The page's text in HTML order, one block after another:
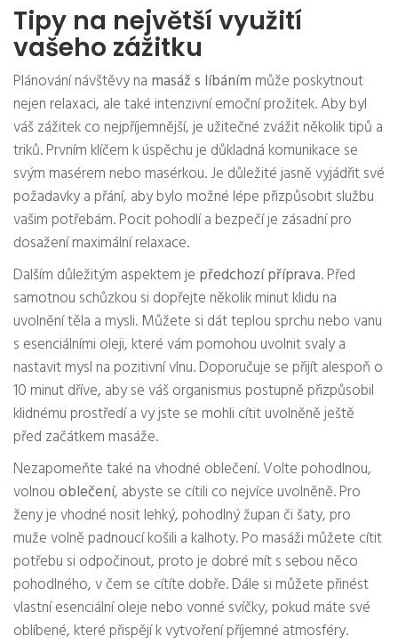
Tipy na největší využití
vašeho zážitku
Plánování návštěvy na masáž s líbáním může poskytnout
nejen relaxaci, ale také intenzivní emoční prožitek. Aby byl
váš zážitek co nejpříjemnější, je užitečné zvážit několik tipů a
triků. Prvním klíčem k úspěchu je důkladná komunikace se
svým masérem nebo masérkou. Je důležité jasně vyjádřit své
požadavky a přání, aby bylo možné lépe přizpůsobit službu
vašim potřebám. Pocit pohodlí a bezpečí je zásadní pro
dosažení maximální relaxace.
Dalším důležitým aspektem je předchozí příprava. Před
samotnou schůzkou si dopřejte několik minut klidu na
uvolnění těla a mysli. Můžete si dát teplou sprchu nebo vanu
s esenciálními oleji, které vám pomohou uvolnit svaly a
nastavit mysl na pozitivní vlnu. Doporučuje se přijít alespoň o
10 minut dříve, aby se váš organismus postupně přizpůsobil
klidnému prostředí a vy jste se mohli cítit uvolněně ještě
před začátkem masáže.
Nezapomeňte také na vhodné oblečení. Volte pohodlnou,
volnouoblečení, abyste se cítili co nejvíce uvolněně. Pro
ženy je vhodné nosit lehký, pohodlný župan či šaty, pro
muže volně padnoucí košili a kalhoty. Po masáži můžete cítit
potřebu si odpočinout, proto je dobré mít s sebou něco
pohodlného, v čem se cítíte dobře. Dále si můžete přinést
vlastní esenciální oleje nebo vonné svíčky, pokud máte své
oblíbené, které přispějí k vytvoření příjemné atmosféry.